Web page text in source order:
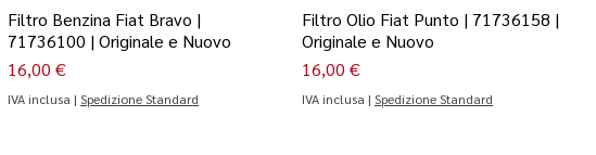
Filtro Benzina Fiat Bravo |
71736100 | Originale e Nuovo
Prezzo
16,00 €
IVA inclusa | Spedizione Standard
Filtro Olio Fiat Punto | 71736158 |
Originale e Nuovo
Prezzo
16,00 €
IVA inclusa | Spedizione Standard